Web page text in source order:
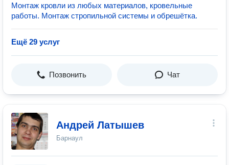
Монтаж кровли из любых материалов, кровельные
работы. Монтаж стропильной системы и обрешётка.
Ещё 29 услуг
Позвонить Чат
Андрей Латышев
Барнаул